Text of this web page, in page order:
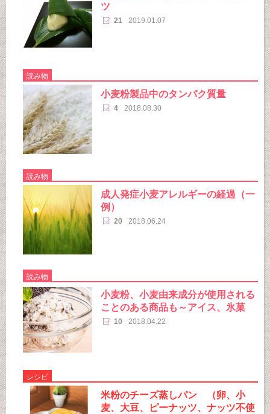
ツ
21 2019.01.07
読み物
小麦粉製品中のタンパク質量
4 2018.08.30
読み物
成人発症小麦アレルギーの経過（一
例）
20 2018.06.24
読み物
小麦粉、小麦由来成分が使用される
ことのある商品も～アイス、氷菓
10 2018.04.22
レシピ
米粉のチーズ蒸しパン （卵、小
麦、大豆、ピーナッツ、ナッツ不使